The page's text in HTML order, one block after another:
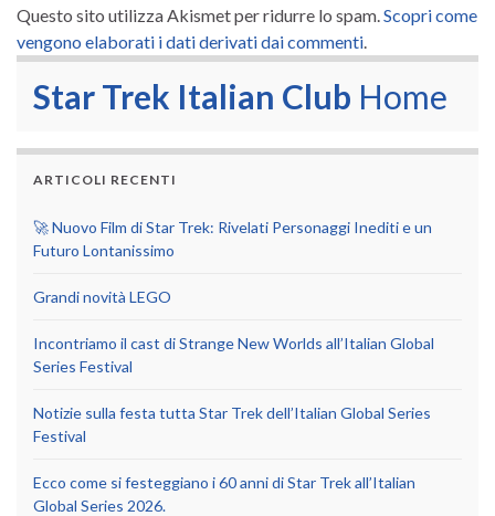
Questo sito utilizza Akismet per ridurre lo spam. Scopri come
vengono elaborati i dati derivati dai commenti
Star Trek Italian Club Home
ARTICOLI RECENTI
🚀 Nuovo Film di Star Trek: Rivelati Personaggi Inediti e un
Futuro Lontanissimo
Grandi novità LEGO
Incontriamo il cast di Strange New Worlds all’Italian Global
Series Festival
Notizie sulla festa tutta Star Trek dell’Italian Global Series
Festival
Ecco come si festeggiano i 60 anni di Star Trek all’Italian
Global Series 2026.